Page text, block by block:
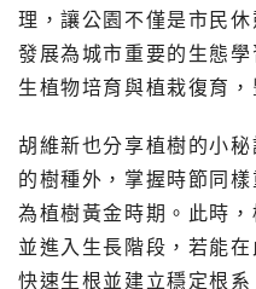
理，讓公園不僅是市民
發展為城市重要的生態
生植物培育與植栽復育，
胡維新也分享植樹的小
的樹種外，掌握時節同
為植樹黃金時期。此時
並進入生長階段，若能
快速生根並建立穩定根